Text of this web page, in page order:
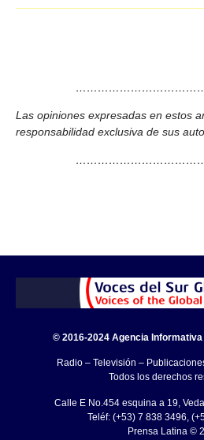
Las opiniones expresadas en estos
responsabilidad exclusiva de sus
© 2016-2024 Agencia
Radio – Televisión –
Todos los derechos
Calle E No.454 esquina a 19,
Teléf: (+53) 7 838 3496,
Prensa Latina ©